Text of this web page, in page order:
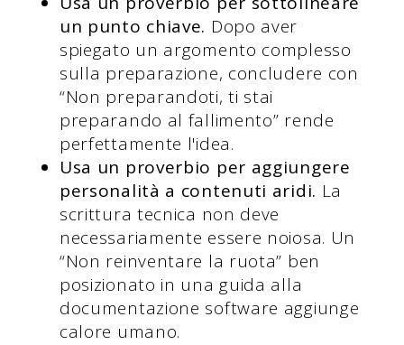
un punto chiave. Dopo aver
spiegato un argomento complesso
sulla preparazione, concludere con
“Non preparandoti, ti stai
preparando al fallimento” rende
perfettamente l'idea.
Usa un proverbio per aggiungere
personalità a contenuti aridi. La
scrittura tecnica non deve
necessariamente essere noiosa. Un
“Non reinventare la ruota” ben
posizionato in una guida alla
documentazione software aggiunge
calore umano.